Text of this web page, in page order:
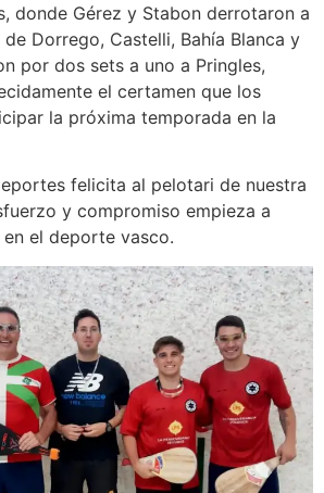
donde Gérez y Stabon derrotaron a
Dorrego, Castelli, Bahía Blanca y
por dos sets a uno a Pringles,
el certamen que los
la próxima temporada en la
felicita al pelotari de nuestra
y compromiso empieza a
el deporte vasco.